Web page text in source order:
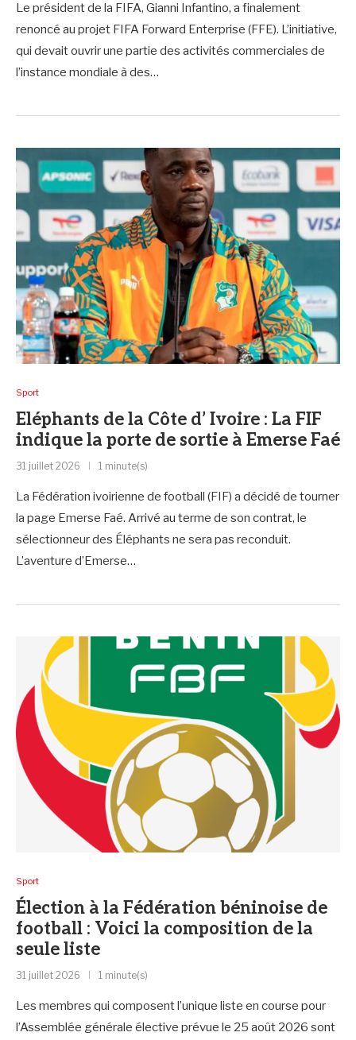
Le président de la FIFA, Gianni Infantino, a finalement
renoncé au projet FIFA Forward Enterprise (FFE). L’initiative,
qui devait ouvrir une partie des activités commerciales de
l’instance mondiale à des…
Sport
Eléphants de la Côte d’ Ivoire : La FIF
indique la porte de sortie à Emerse Faé
31 juillet 2026 1 minute(s)
La Fédération ivoirienne de football (FIF) a décidé de tourner
la page Emerse Faé. Arrivé au terme de son contrat, le
sélectionneur des Éléphants ne sera pas reconduit.
L’aventure d’Emerse…
Sport
Élection à la Fédération béninoise de
football : Voici la composition de la
seule liste
31 juillet 2026 1 minute(s)
Les membres qui composent l’unique liste en course pour
l’Assemblée générale élective prévue le 25 août 2026 sont